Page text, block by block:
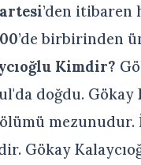
’den itibaren
’de birbirinden
Kimdir?
doğdu. Gökay
mezunudur.
Gökay